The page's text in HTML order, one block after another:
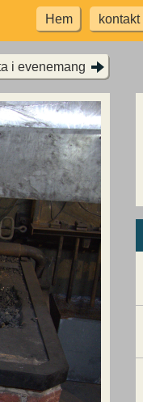
Hem kontakt
i evenemang